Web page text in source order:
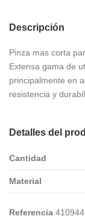
Descripción
Pinza mas corta
Extensa gama de
principalmente en
resistencia y
Detalles del
Cantidad
Material
Referencia